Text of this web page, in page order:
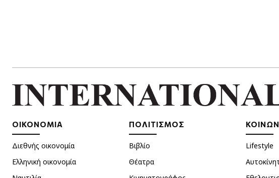
ΟΙΚΟΝΟΜΙΑ
Διεθνής οικονομία
Ελληνική οικονομία
ΠΟΛΙΤΙΣΜΟΣ
Βιβλίο
Θέατρα
Lifestyle